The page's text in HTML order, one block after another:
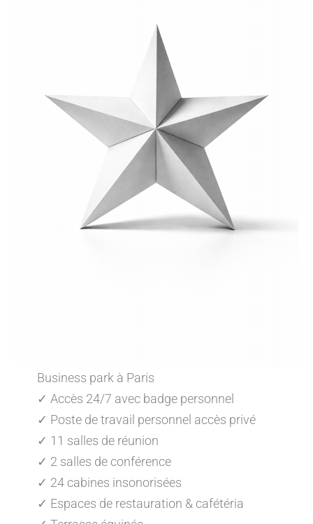
Business park à Paris
✓ Accès 24/7 avec badge personnel
✓ Poste de travail personnel accès privé
✓ 11 salles de réunion
✓ 2 salles de conférence
✓ 24 cabines insonorisées
✓ Espaces de restauration & cafétéria